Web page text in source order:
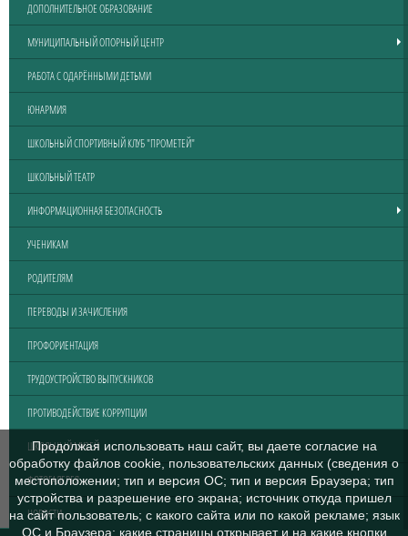
ДОПОЛНИТЕЛЬНОЕ ОБРАЗОВАНИЕ
МУНИЦИПАЛЬНЫЙ ОПОРНЫЙ ЦЕНТР
РАБОТА С ОДАРЁННЫМИ ДЕТЬМИ
ЮНАРМИЯ
ШКОЛЬНЫЙ СПОРТИВНЫЙ КЛУБ "ПРОМЕТЕЙ"
ШКОЛЬНЫЙ ТЕАТР
ИНФОРМАЦИОННАЯ БЕЗОПАСНОСТЬ
УЧЕНИКАМ
РОДИТЕЛЯМ
ПЕРЕВОДЫ И ЗАЧИСЛЕНИЯ
ПРОФОРИЕНТАЦИЯ
ТРУДОУСТРОЙСТВО ВЫПУСКНИКОВ
ПРОТИВОДЕЙСТВИЕ КОРРУПЦИИ
ШКОЛЬНЫЙ МУЗЕЙ
ФОТОГАЛЕРЕЯ
НОВОСТИ
Продолжая использовать наш сайт, вы даете согласие на
обработку файлов cookie, пользовательских данных (сведения о
местоположении; тип и версия ОС; тип и версия Браузера; тип
устройства и разрешение его экрана; источник откуда пришел
на сайт пользователь; с какого сайта или по какой рекламе; язык
ОС и Браузера; какие страницы открывает и на какие кнопки